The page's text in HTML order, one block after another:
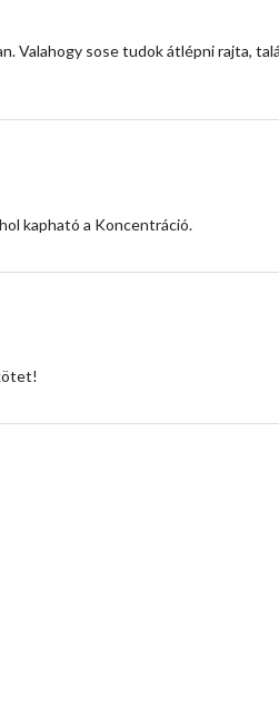
Valahogy sose tudok átlépni rajta,
kapható a Koncentráció.